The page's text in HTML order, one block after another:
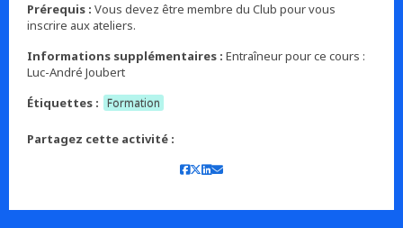
Prérequis : Vous devez être membre du Club pour vous
inscrire aux ateliers.
Informations supplémentaires : Entraîneur pour ce cours :
Luc-André Joubert
Étiquettes :
Formation
Partagez cette activité :